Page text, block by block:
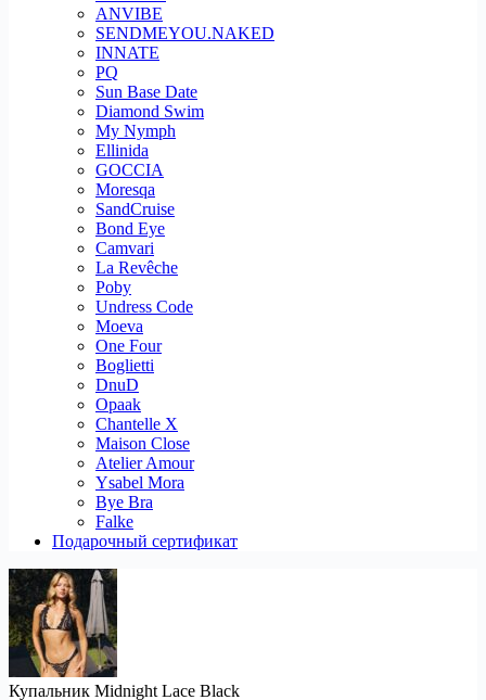
ANVIBE
SENDMEYOU.NAKED
INNATE
PQ
Sun Base Date
Diamond Swim
My Nymph
Ellinida
GOCCIA
Moresqa
SandCruise
Bond Eye
Camvari
La Revêche
Poby
Undress Code
Moeva
One Four
Boglietti
DnuD
Opaak
Chantelle X
Maison Close
Atelier Amour
Ysabel Mora
Bye Bra
Falke
Подарочный сертификат
Купальник Midnight Lace Black